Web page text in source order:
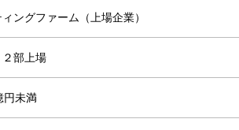
ングファーム（上場企業）
部上場
円未満